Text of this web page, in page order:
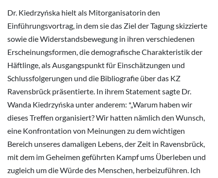
Dr. Kiedrzyńska hielt als Mitorganisatorin den
Einführungsvortrag, in dem sie das Ziel der Tagung skizzierte
sowie die Widerstandsbewegung in ihren verschiedenen
Erscheinungsformen, die demografische Charakteristik der
Häftlinge, als Ausgangspunkt für Einschätzungen und
Schlussfolgerungen und die Bibliografie über das KZ
Ravensbrück präsentierte. In ihrem Statement sagte Dr.
Wanda Kiedrzyńska unter anderem: *„Warum haben wir
dieses Treffen organisiert? Wir hatten nämlich den Wunsch,
eine Konfrontation von Meinungen zu dem wichtigen
Bereich unseres damaligen Lebens, der Zeit in Ravensbrück,
mit dem im Geheimen geführten Kampf ums Überleben und
zugleich um die Würde des Menschen, herbeizuführen. Ich